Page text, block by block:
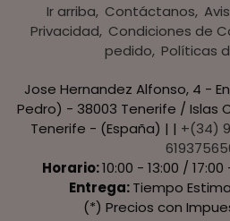
Ir arriba Contáctanos
Privacidad Condiciones de
pedido Políticas
Jose Hernandez Alfonso, 4 -
Pedro) - 38003 Tenerife / Islas
Tenerife - (España) | | +(34)
Horario:10:00 - 13:00 / 17:00
Entrega:Tiempo
(*) Precios con